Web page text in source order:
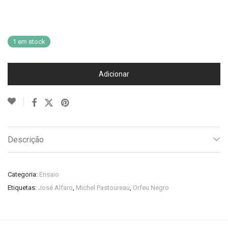
1 em stock
Adicionar
Descrição
Categoria: Ensaio
Etiquetas: José Alfaro, Michel Pastoureau, Orfeu Negro